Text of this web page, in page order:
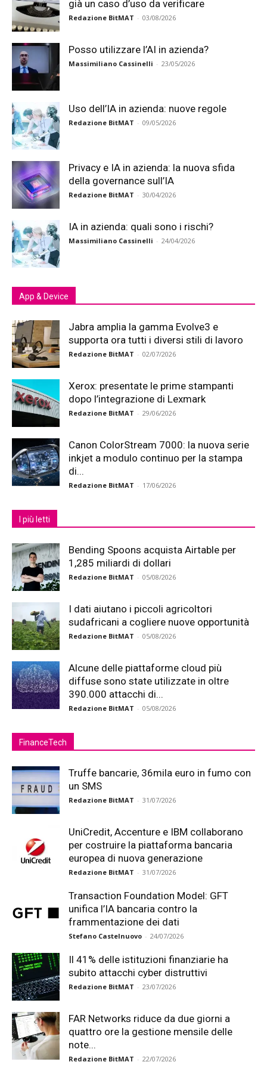
già un caso d’uso da verificare
Redazione BitMAT - 03/08/2026
Posso utilizzare l’AI in azienda?
Massimiliano Cassinelli - 23/05/2026
Uso dell’IA in azienda: nuove regole
Redazione BitMAT - 09/05/2026
Privacy e IA in azienda: la nuova sfida
della governance sull’IA
Redazione BitMAT - 30/04/2026
IA in azienda: quali sono i rischi?
Massimiliano Cassinelli - 24/04/2026
App & Device
Jabra amplia la gamma Evolve3 e
supporta ora tutti i diversi stili di lavoro
Redazione BitMAT - 02/07/2026
Xerox: presentate le prime stampanti
dopo l’integrazione di Lexmark
Redazione BitMAT - 29/06/2026
Canon ColorStream 7000: la nuova serie
inkjet a modulo continuo per la stampa
di...
Redazione BitMAT - 17/06/2026
I più letti
Bending Spoons acquista Airtable per
1,285 miliardi di dollari
Redazione BitMAT - 05/08/2026
I dati aiutano i piccoli agricoltori
sudafricani a cogliere nuove opportunità
Redazione BitMAT - 05/08/2026
Alcune delle piattaforme cloud più
diffuse sono state utilizzate in oltre
390.000 attacchi di...
Redazione BitMAT - 05/08/2026
FinanceTech
Truffe bancarie, 36mila euro in fumo con
un SMS
Redazione BitMAT - 31/07/2026
UniCredit, Accenture e IBM collaborano
per costruire la piattaforma bancaria
europea di nuova generazione
Redazione BitMAT - 31/07/2026
Transaction Foundation Model: GFT
unifica l’IA bancaria contro la
frammentazione dei dati
Stefano Castelnuovo - 24/07/2026
Il 41% delle istituzioni finanziarie ha
subito attacchi cyber distruttivi
Redazione BitMAT - 23/07/2026
FAR Networks riduce da due giorni a
quattro ore la gestione mensile delle
note...
Redazione BitMAT - 22/07/2026